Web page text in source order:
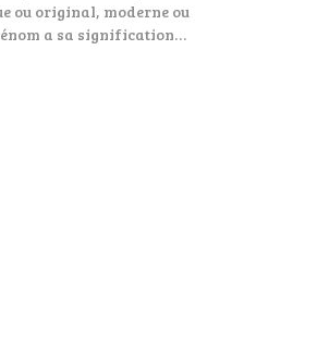
ou original, moderne ou
a sa signification…